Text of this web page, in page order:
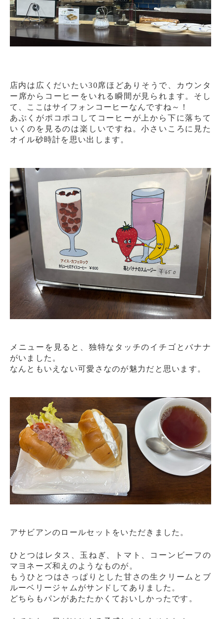
店内は広くだいたい30席ほどありそうで、カウンタ
ー席からコーヒーをいれる瞬間が見られます。そし
て、ここはサイフォンコーヒーなんですね～！
あぶくがポコポコしてコーヒーが上から下に落ちて
いくのを見るのは楽しいですね。小さいころに見た
オイル砂時計を思い出します。
メニューを見ると、独特なタッチのイチゴとバナナ
がいました。
なんともいえない可愛さなのが魅力だと思います。
アサビアンのロールセットをいただきました。
ひとつはレタス、玉ねぎ、トマト、コーンビーフの
マヨネーズ和えのようなものが。
もうひとつはさっぱりとした甘さの生クリームとブ
ルーベリージャムがサンドしてありました。
どちらもパンがあたたかくておいしかったです。